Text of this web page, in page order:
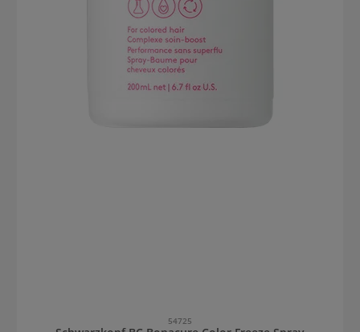
54725